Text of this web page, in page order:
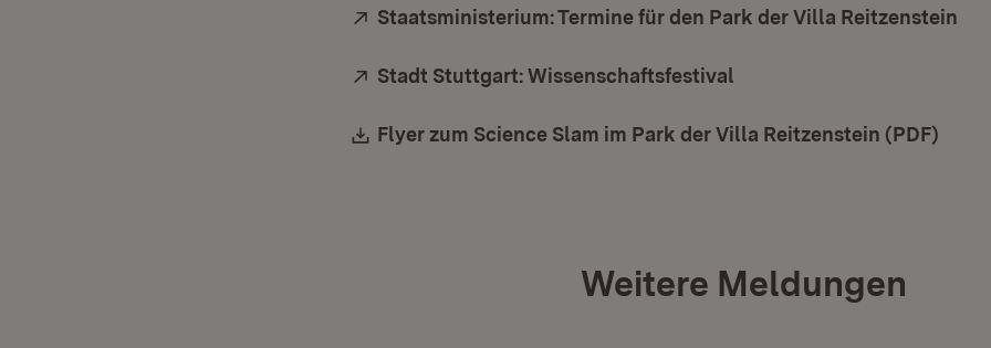
Extern:
Staatsministerium: Termine für den Park der Villa Reitzenstein
Extern:
Stadt Stuttgart: Wissenschaftsfestival
Download:
Flyer zum Science Slam im Park der Villa Reitzenstein (PDF)
Weitere Meldungen